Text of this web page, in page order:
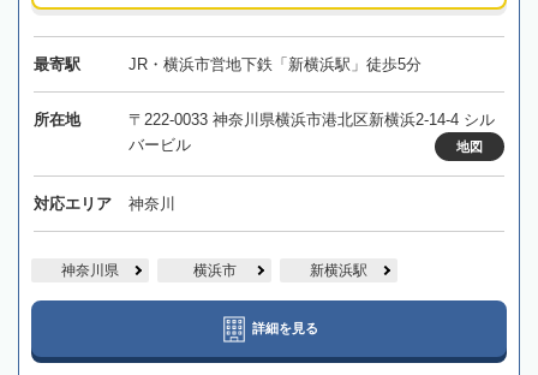
最寄駅 JR・横浜市営地下鉄「新横浜駅」徒歩5分
所在地
〒222-0033 神奈川県横浜市港北区新横浜2-14-4 シル
バービル
地図
対応エリア 神奈川
神奈川県 横浜市 新横浜駅
詳細を見る